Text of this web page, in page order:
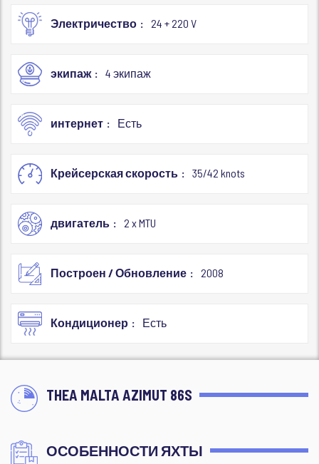
Электричество 24 + 220 V
экипаж 4 экипаж
интернет Есть
Крейсерская скорость 35/42 knots
двигатель 2 x MTU
Построен / Обновление 2008
Кондиционер Есть
THEA MALTA AZIMUT 86S
ОСОБЕННОСТИ ЯХТЫ